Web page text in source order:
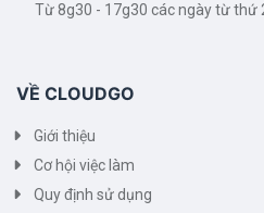
Từ 8g30 - 17g30 các ngày từ thứ
VỀ CLOUDGO
Giới thiệu
Cơ hội việc làm
Quy định sử dụng